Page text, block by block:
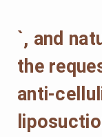
`, and
the
anti-